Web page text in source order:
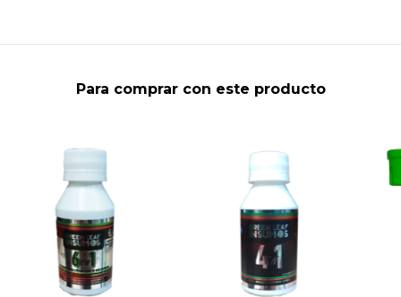
Para comprar con este producto